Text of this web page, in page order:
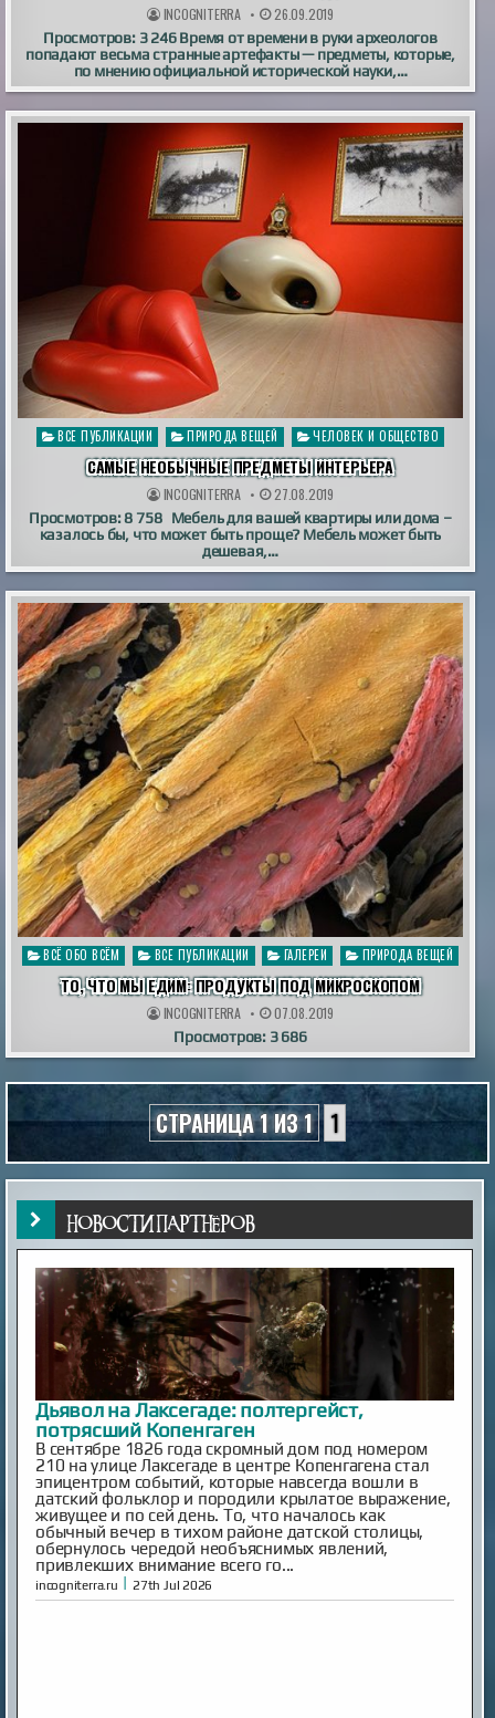
INCOGNITERRA 26.09.2019
Просмотров: 3 246 Время от времени в руки археологов
попадают весьма странные артефакты — предметы, которые,
по мнению официальной исторической науки,…
Опубликовано
в
ВСЕ ПУБЛИКАЦИИ ПРИРОДА ВЕЩЕЙ ЧЕЛОВЕК И ОБЩЕСТВО
САМЫЕ НЕОБЫЧНЫЕ ПРЕДМЕТЫ ИНТЕРЬЕРА
INCOGNITERRA 27.08.2019
Просмотров: 8 758 Мебель для вашей квартиры или дома –
казалось бы, что может быть проще? Мебель может быть
дешевая,…
Опубликовано
в
ВСЁ ОБО ВСЁМ ВСЕ ПУБЛИКАЦИИ ГАЛЕРЕИ ПРИРОДА ВЕЩЕЙ
ТО, ЧТО МЫ ЕДИМ: ПРОДУКТЫ ПОД МИКРОСКОПОМ
INCOGNITERRA 07.08.2019
Просмотров: 3 686
СТРАНИЦА 1 ИЗ 1 1
НОВОСТИ ПАРТНЁРОВ
Японские учёные нашли способ продлить
жизнь кошек до 30 лет
Средняя продолжительность жизни домашних
кошек составляет около 15 лет, однако многие из
них не доживают до этого возраста из-за
хронических заболеваний. Особенно уязвимы
породистые животные.
esoreiter.ru | 24th May 2026